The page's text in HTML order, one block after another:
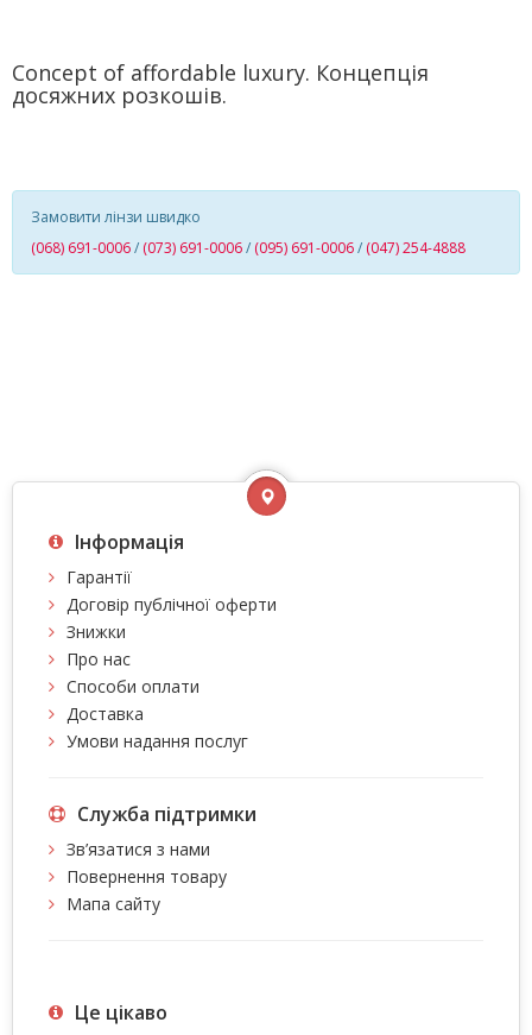
Concept of affordable luxury. Концепція
досяжних розкошів.
Замовити лінзи швидко
(068) 691-0006/ (073) 691-0006/ (095) 691-0006/ (047) 254-4888
Інформація
Гарантії
Договір публічної оферти
Знижки
Про нас
Способи оплати
Доставка
Умови надання послуг
Служба підтримки
Зв’язатися з нами
Повернення товару
Мапа сайту
Це цiкаво